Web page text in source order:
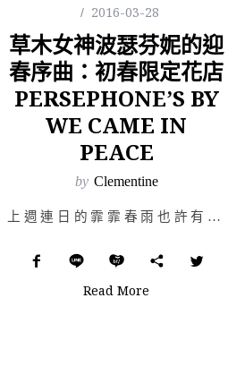
2016-03-28
草木女神波瑟芬妮的迎
春序曲：初春限定花店
PERSEPHONE’S BY
WE CAME IN
PEACE
by Clementine
上週連日的霏霏春雨也許有點惱人，但漸漸隱去的寒意、枝頭綻放的花苞與新綠，無一不在宣告春天的美好。希臘…
Read More